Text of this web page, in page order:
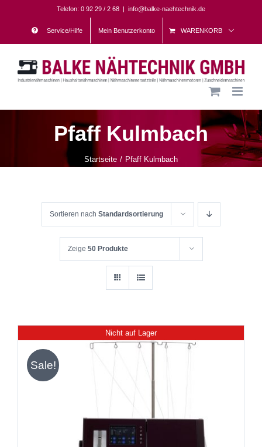
content
Telefon: 0 92 29 / 2 68 | info@balke-naehtechnik.de
Service/Hilfe Mein Benutzerkonto WARENKORB
Pfaff Kulmbach
Startseite Pfaff Kulmbach
Sortieren nach Standardsortierung
Zeige 50 Produkte
Nicht auf Lager
Sale!
DETAILS